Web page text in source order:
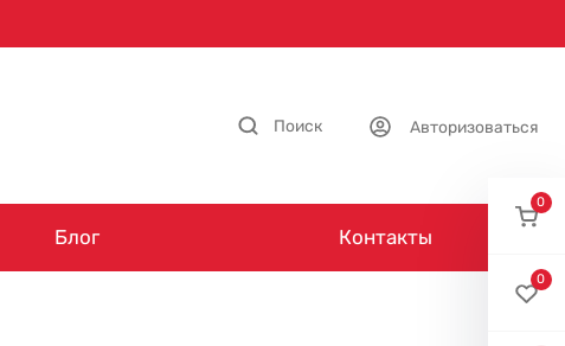
Поиск Авторизоваться
Блог Контакты
0
0